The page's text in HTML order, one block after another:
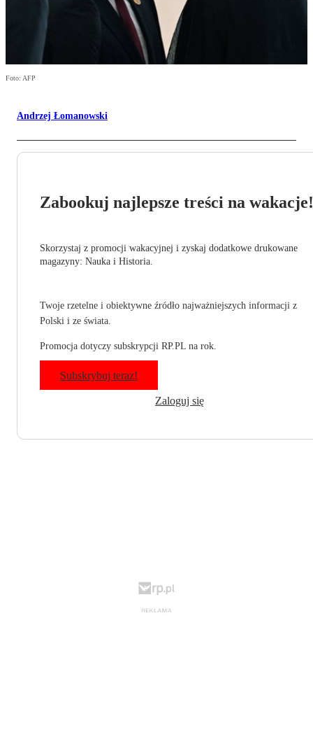
Foto: AFP
Andrzej Łomanowski
Zabookuj najlepsze treści na wakacje!
Skorzystaj z promocji wakacyjnej i zyskaj dodatkowe drukowane
magazyny: Nauka i Historia.
Twoje rzetelne i obiektywne źródło najważniejszych informacji z
Polski i ze świata.
Promocja dotyczy subskrypcji RP.PL na rok.
Subskrybuj teraz!
Zaloguj się